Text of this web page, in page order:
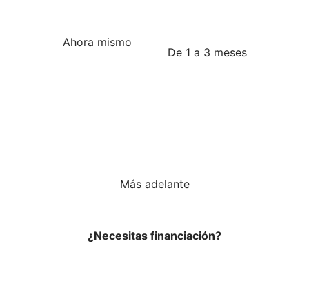
Ahora mismo
De 1 a 3 meses
Más adelante
¿Necesitas financiación?